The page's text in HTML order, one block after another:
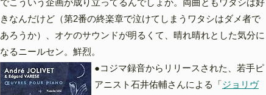
でこういう企画が成り立ってるんでしょか。両曲ともワタシは好
きなんだけど（第2番の終楽章で泣けてしまうワタシはダメ者で
あろうか）、オケのサウンドが明るくて、晴れ晴れとした気分に
なるニールセン。鮮烈。
●コジマ録音からリリースされた、若手ピ
アニスト石井佑輔さんによる「ジョリヴ